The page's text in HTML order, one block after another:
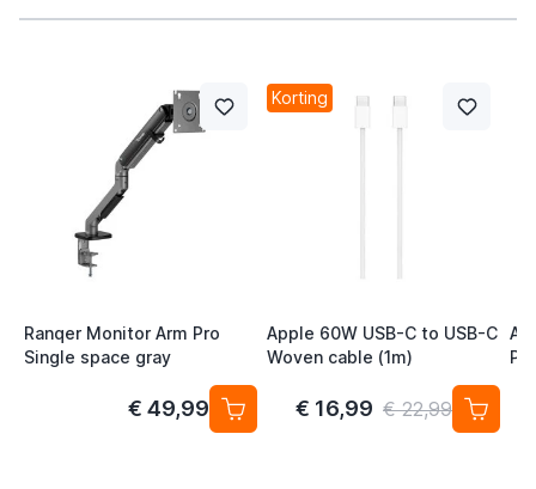
Ranqer Monitor Arm Pro
Single space gray
€ 49,99
Korting
Apple 60W USB-C to USB-C
Woven cable (1m)
€ 16,99 € 22,99